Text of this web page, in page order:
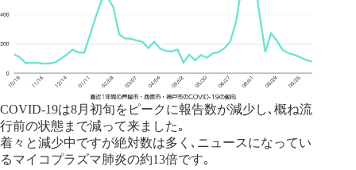
COVID-19は8月初旬をピークに報告数が減少し､概ね流
行前の状態まで減って来ました｡
着々と減少中ですが絶対数は多く､ニュースになってい
るマイコプラズマ肺炎の約13倍です｡